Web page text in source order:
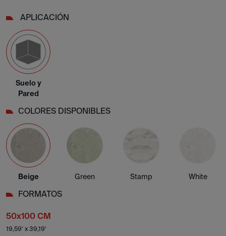
APLICACIÓN
Suelo y
Pared
COLORES DISPONIBLES
Beige Green Stamp White
FORMATOS
50x100 CM
19,59' x 39,19'